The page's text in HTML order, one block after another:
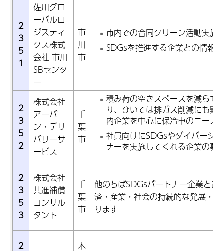
2
3
5
1
佐川グロ
ーバルロ
ジスティ
クス株式
会社 市川
SBセンタ
ー
市
川
市
市内での合同クリーン活動実施
SDGsを推進する企業との情報
2
3
5
2
株式会社
アーバ
ン・デリ
バリーサ
ービス
千
葉
市
積み荷の空きスペースを減らす
り、ひいては排ガス削減にも繋
内企業を中心に保冷車のニーズ
社員向けにSDGsやダイバーシ
ナーを実施してくれる企業の募
2
3
5
3
株式会社
共進補償
コンサル
タント
千
葉
市
他のちばSDGsパートナー企業と連
済・産業・社会の持続的な発展・
ります
2
木